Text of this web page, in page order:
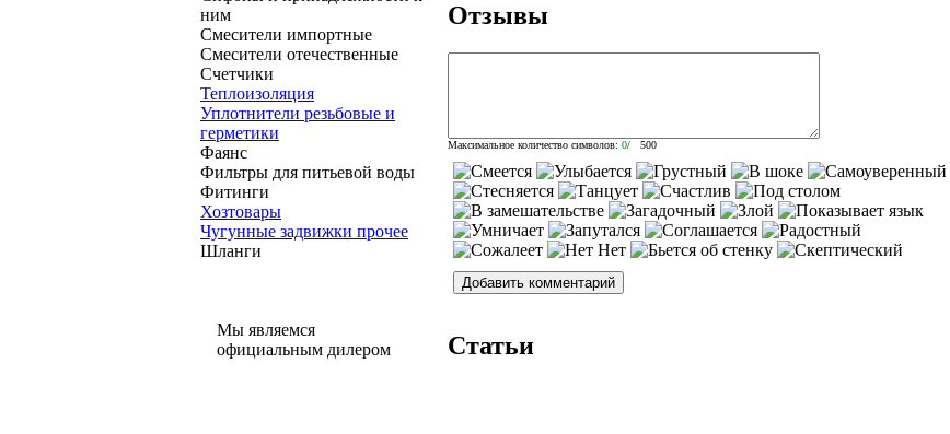
ним
Смесители импортные
Смесители отечественные
Счетчики
Теплоизоляция
Уплотнители резьбовые и
герметики
Фаянс
Фильтры для питьевой воды
Фитинги
Хозтовары
Чугунные задвижки прочее
Шланги
Мы являемся
официальным дилером
Отзывы
Максимальное количество символов: 0/ 500
Статьи